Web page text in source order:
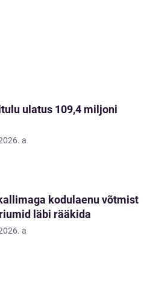
ulatus 109,4 miljoni
a
kodulaenu võtmist
läbi rääkida
a